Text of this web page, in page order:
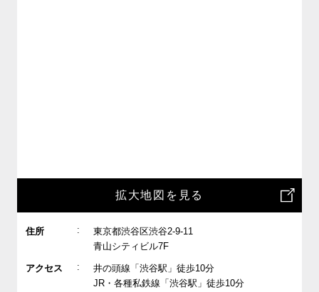
拡大地図を見る
住所 :
東京都渋谷区渋谷2-9-11
青山シティビル7F
アクセス :
井の頭線「渋谷駅」徒歩10分
JR・各種私鉄線「渋谷駅」徒歩10分